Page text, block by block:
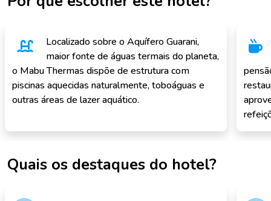
Localizado sobre o Aquífero Guarani,
maior fonte de águas termais do planeta,
o Mabu Thermas dispõe de estrutura com
piscinas aquecidas naturalmente, toboáguas e
outras áreas de lazer aquático.
Quais os destaques do hotel?